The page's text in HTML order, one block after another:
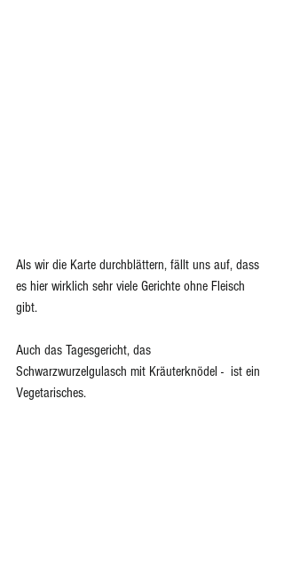
Als wir die Karte durchblättern, fällt uns auf, dass
es hier wirklich sehr viele Gerichte ohne Fleisch
gibt.
Auch das Tagesgericht, das
Schwarzwurzelgulasch mit Kräuterknödel -  ist ein
Vegetarisches.